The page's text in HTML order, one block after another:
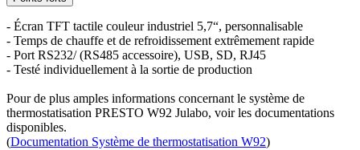
- Écran TFT tactile couleur industriel 5,7“, personnalisable
- Temps de chauffe et de refroidissement extrêmement rapide
- Port RS232/ (RS485 accessoire), USB, SD, RJ45
- Testé individuellement à la sortie de production
Pour de plus amples informations concernant le système de
thermostatisation PRESTO W92 Julabo, voir les documentations
disponibles.
(Documentation Système de thermostatisation W92)